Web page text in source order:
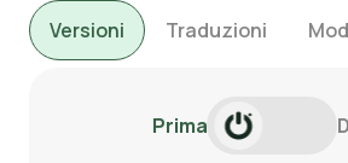
Versioni Traduzioni
Prima